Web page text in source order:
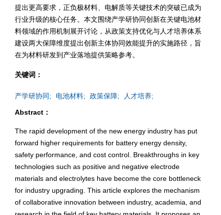
提出更高要求，正负极材料、电解质等关键技术的突破已成为
行业升级的核心任务。本文围绕产学研协同创新在关键电池材
料领域的作用机制展开讨论，从政策支持优化与人才培养体系
建设两大保障维度提出创新主体协同效能提升的实施路径，旨
在为材料研发到产业落地提供策略参考。
关键词：
产学研协同; 电池材料; 政策保障; 人才培养;
Abstract：
The rapid development of the new energy industry has put
forward higher requirements for battery energy density,
safety performance, and cost control. Breakthroughs in key
technologies such as positive and negative electrode
materials and electrolytes have become the core bottleneck
for industry upgrading. This article explores the mechanism
of collaborative innovation between industry, academia, and